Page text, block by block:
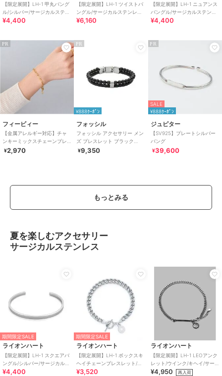
【限定展開】LH-1 甲丸バング
ル/シルバー/サージカルステン
レス 金属アレルギー対応
¥4,400
【限定展開】LH-1 ツイストバ
ングル/サージカルステンレス
金属アレルギー対応
¥6,160
【限定展開】LH-1 ニュアンス
バングル/サージカルステンレ
ス 金属アレルギー対応
¥4,400
PR
フィービィー
【金属アレルギー対応】チャ
ンキーミックスチェーンブレ
スレット ゴールド/サージカ
¥2,970
PR
¥888ｸｰﾎﾟﾝ
フォッシル
フォッシル アクセサリー メン
ズ ブレスレット ブラック
JF02763040
¥9,350
PR
SALE
¥888ｸｰﾎﾟﾝ
ジュピター
【SV925】プレートシルバー
バング
¥39,600
もっとみる
夏を楽しむアクセサリー
サージカルステンレス
期間限定SALE
ライオンハート
【限定展開】LH-1 スクエアバ
ングル/シルバー/サージカルス
テンレス 金属アレルギー対応
¥4,400
期間限定SALE
ライオンハート
【限定展開】LH-1 ボックスキ
ヘイチェーンブレスレット/サ
ージカルステンレス金属アレ
¥3,520
ライオンハート
【限定展開】LH-1 LEOアンク
レット/ウインク/キヘイ/サージ
カルステンレス 金アレ対応
¥4,950 再入荷